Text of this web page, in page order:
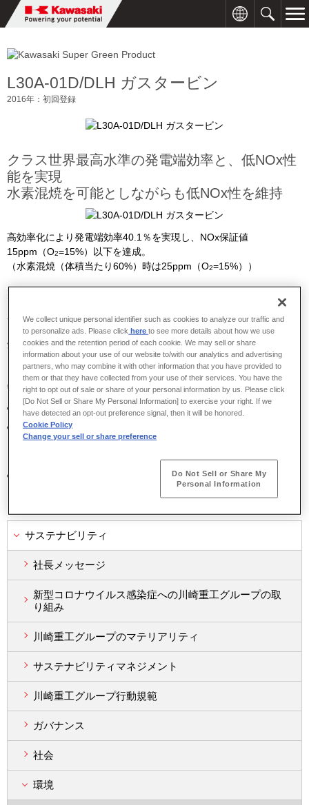
L30A-01D/DLH ガスタービン
2016年：初回登録
クラス世界最高水準の発電端効率と、低NOx性
能を実現
水素混焼を可能としながらも低NOx性を維持
高効率化により発電端効率40.1％を実現し、NOx保証値
15ppm（O2=15%）以下を達成。
（水素混焼（体積当たり60%）時は25ppm（O2=15%））
製品紹介
圧縮機の高圧力比化、各要素効率の向上で世界最高水準の発電効率
を実現し、水素混焼も可能とするドライ低エミッション（DLE）燃
焼器の搭載で、NOx排出量も世界最高レベルにまで低減した高効率
ガスタービン
特長
20～35MWクラスで世界最高効率の発電端効率40.1%を実現
水素混焼も可能とする独自開発のDLE燃焼器を搭載し、排ガス中
のNOx量を世界最高レベルの15ppm（O
オーバーホール間隔を従来機の4年から6年に延長
サステナビリティ
社長メッセージ
新型コロナウイルス感染症への川崎重工グループの取
り組み
川崎重工グループのマテリアリティ
サステナビリティマネジメント
川崎重工グループ行動規範
ガバナンス
社会
環境
We collect unique personal identifier such as cookies to analyze our traffic and
to personalize ads. Please click hereto see more details about how we use
cookies and the retention period of each cookie. We may sell or share
information about your use of our website to/with our analytics and advertising
partners, who may combine it with other information that you have provided to
them or that they have collected from your use of their services. You have the
right to opt out of sale or share of your personal information by us. Please click
[Do Not Sell or Share My Personal Information] to exercise your right. If we
have detected an opt-out preference signal, then it will be honored.
Cookie Policy
Change your sell or share preference
Do Not Sell or Share My
Personal Information